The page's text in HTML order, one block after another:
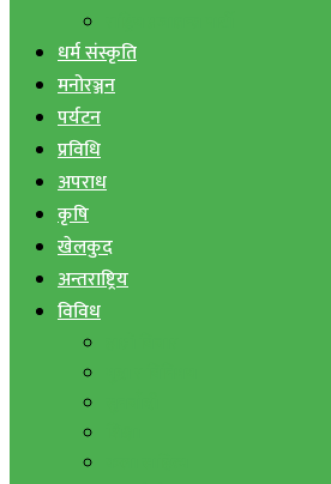
धर्म संस्कृति
मनोरञ्जन
पर्यटन
प्रविधि
अपराध
कृषि
खेलकुद
अन्तराष्ट्रिय
विविध